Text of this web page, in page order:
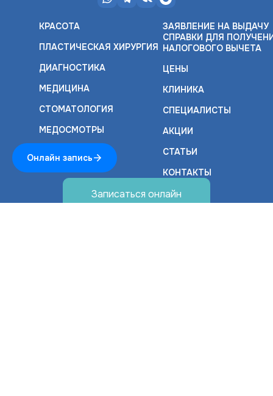
КРАСОТА
ПЛАСТИЧЕСКАЯ ХИРУРГИЯ
ДИАГНОСТИКА
МЕДИЦИНА
СТОМАТОЛОГИЯ
МЕДОСМОТРЫ
ЗАЯВЛЕНИЕ НА ВЫДАЧУ
СПРАВКИ ДЛЯ
НАЛОГОВОГО ВЫЧЕТА
ЦЕНЫ
КЛИНИКА
СПЕЦИАЛИСТЫ
АКЦИИ
СТАТЬИ
КОНТАКТЫ
Записаться онлайн